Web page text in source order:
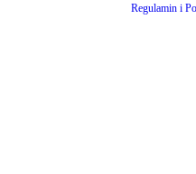
Regulamin i